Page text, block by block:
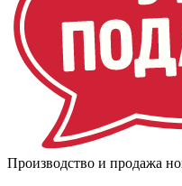
Производство и продажа